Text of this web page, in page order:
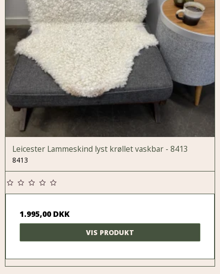
Leicester Lammeskind lyst krøllet vaskbar - 8413
8413
1.995,00 DKK
VIS PRODUKT